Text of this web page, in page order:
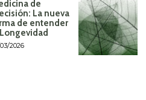
de
La nueva
de entender
2026